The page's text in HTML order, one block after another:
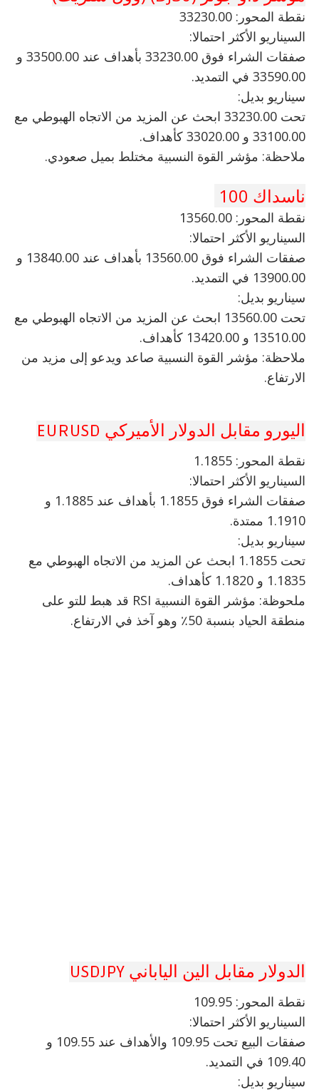
نقطة المحور: 33230.00
السيناريو الأكثر احتمالا:
صفقات الشراء فوق 33230.00 بأهداف عند 33500.00 و
33590.00 في التمديد.
سيناريو بديل:
تحت 33230.00 ابحث عن المزيد من الاتجاه الهبوطي مع
33100.00 و 33020.00 كأهداف.
ملاحظة: مؤشر القوة النسبية مختلط بميل صعودي.
ناسداك 100
نقطة المحور: 13560.00
السيناريو الأكثر احتمالا:
صفقات الشراء فوق 13560.00 بأهداف عند 13840.00 و
13900.00 في التمديد.
سيناريو بديل:
تحت 13560.00 ابحث عن المزيد من الاتجاه الهبوطي مع
13510.00 و 13420.00 كأهداف.
ملاحظة: مؤشر القوة النسبية صاعد ويدعو إلى مزيد من
الارتفاع.
اليورو مقابل الدولار الأميركي EURUSD
نقطة المحور: 1.1855
السيناريو الأكثر احتمالا:
صفقات الشراء فوق 1.1855 بأهداف عند 1.1885 و
1.1910 ممتدة.
سيناريو بديل:
تحت 1.1855 ابحث عن المزيد من الاتجاه الهبوطي مع
1.1835 و 1.1820 كأهداف.
ملحوظة: مؤشر القوة النسبية RSI قد هبط للتو على
منطقة الحياد بنسبة 50٪ وهو آخذ في الارتفاع.
الدولار مقابل الين الياباني USDJPY
نقطة المحور: 109.95
السيناريو الأكثر احتمالا:
صفقات البيع تحت 109.95 والأهداف عند 109.55 و
109.40 في التمديد.
سيناريو بديل: